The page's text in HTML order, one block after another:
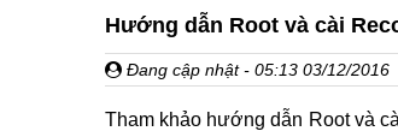
Hướng dẫn Root và cài
Đang cập nhật - 05:13 03/12/2016
Tham khảo hướng dẫn Root và